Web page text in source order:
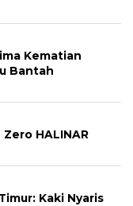
Kematian
Bantah
HALINAR
Kaki Nyaris